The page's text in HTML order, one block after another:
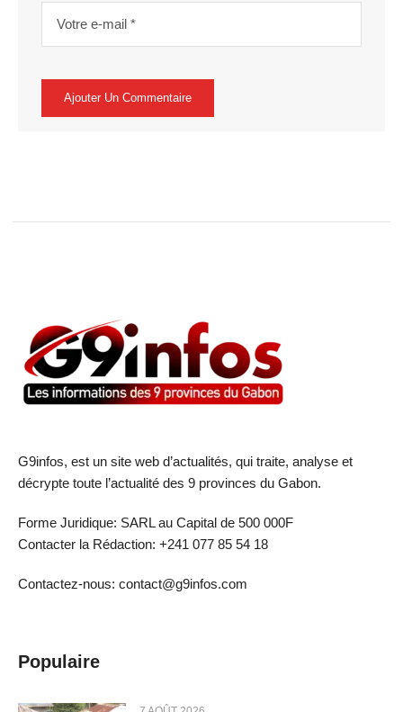
G9infos, est un site web d’actualités, qui traite, analyse et
décrypte toute l’actualité des 9 provinces du Gabon.
Forme Juridique: SARL au Capital de 500 000F
Contacter la Rédaction: +241 077 85 54 18
Contactez-nous: contact@g9infos.com
Populaire